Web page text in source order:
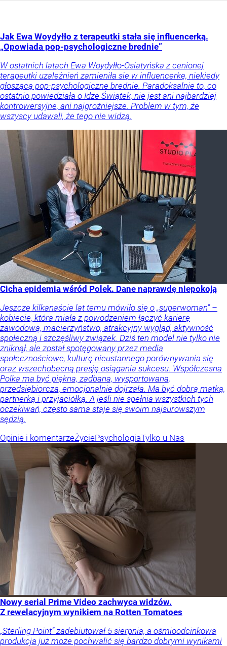
Jak Ewa Woydyłło z terapeutki stała się influencerką.
„Opowiada pop-psychologiczne brednie”
W ostatnich latach Ewa Woydyłło-Osiatyńska z cenionej
terapeutki uzależnień zamieniła się w influencerkę, niekiedy
głoszącą pop-psychologiczne brednie. Paradoksalnie to, co
ostatnio powiedziała o Idze Świątek, nie jest ani najbardziej
kontrowersyjne, ani najgroźniejsze. Problem w tym, że
wszyscy udawali, że tego nie widzą.
Cicha epidemia wśród Polek. Dane naprawdę niepokoją
Jeszcze kilkanaście lat temu mówiło się o „superwoman” –
kobiecie, która miała z powodzeniem łączyć karierę
zawodową, macierzyństwo, atrakcyjny wygląd, aktywność
społeczną i szczęśliwy związek. Dziś ten model nie tylko nie
zniknął, ale został spotęgowany przez media
społecznościowe, kulturę nieustannego porównywania się
oraz wszechobecną presję osiągania sukcesu. Współczesna
Polka ma być piękna, zadbana, wysportowana,
przedsiębiorcza, emocjonalnie dojrzała. Ma być dobrą matką,
partnerką i przyjaciółką. A jeśli nie spełnia wszystkich tych
oczekiwań, często sama staje się swoim najsurowszym
sędzią.
Opinie i komentarzeŻyciePsychologiaTylko u Nas
Nowy serial Prime Video zachwyca widzów.
Z rewelacyjnym wynikiem na Rotten Tomatoes
„Sterling Point” zadebiutował 5 sierpnia, a ośmioodcinkowa
produkcja już może pochwalić się bardzo dobrymi wynikami